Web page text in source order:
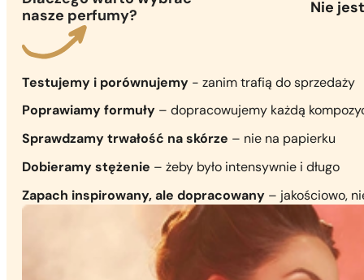
Nie
nasze perfumy?
Testujemy i porównujemy - zanim trafią do sprzedaży
Poprawiamy formuły – dopracowujemy każdą
Sprawdzamy trwałość na skórze – nie na papierku
Dobieramy stężenie – żeby było intensywnie i długo
Zapach inspirowany, ale dopracowany – jakościowo,